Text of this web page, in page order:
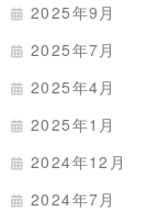
2025年9月
2025年7月
2025年4月
2025年1月
2024年12月
2024年7月